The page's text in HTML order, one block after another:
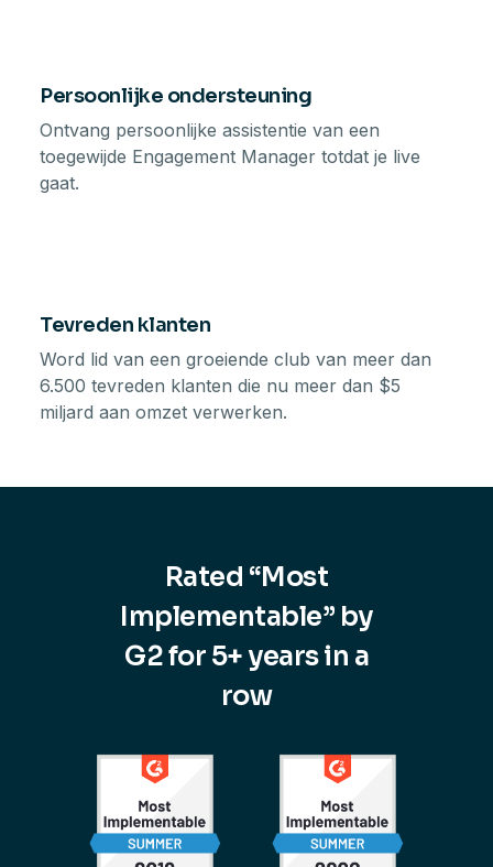
Persoonlijke ondersteuning
Ontvang persoonlijke assistentie van een
toegewijde Engagement Manager totdat je live
gaat.
Tevreden klanten
Word lid van een groeiende club van meer dan
6.500 tevreden klanten die nu meer dan $5
miljard aan omzet verwerken.
Rated “Most
Implementable” by
G2 for 5+ years in a
row